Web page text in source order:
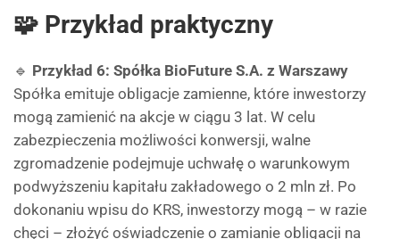
🧩 Przykład praktyczny
🔹 Przykład 6: Spółka BioFuture S.A. z Warszawy
Spółka emituje obligacje zamienne, które inwestorzy
mogą zamienić na akcje w ciągu 3 lat. W celu
zabezpieczenia możliwości konwersji, walne
zgromadzenie podejmuje uchwałę o warunkowym
podwyższeniu kapitału zakładowego o 2 mln zł. Po
dokonaniu wpisu do KRS, inwestorzy mogą – w razie
chęci – złożyć oświadczenie o zamianie obligacji na